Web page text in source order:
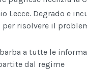
Lecce. Degrado e
per risolvere il
a tutte le
dal regime